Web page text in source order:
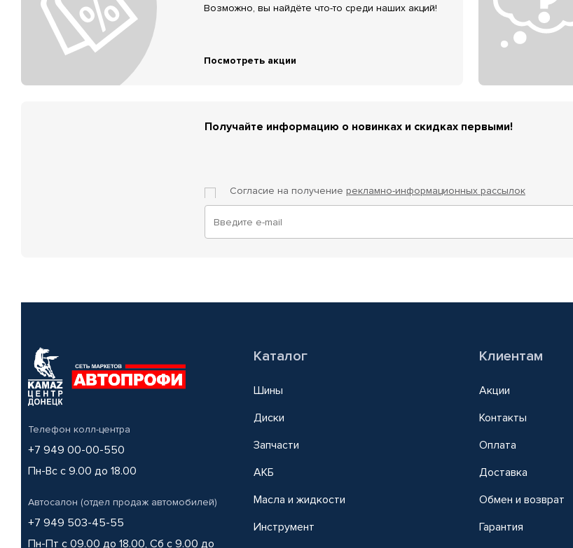
Возможно, вы найдёте что-то среди наших акций!
Посмотреть акции
Получайте информацию о новинках и скидках первыми!
Согласие на получение рекламно-информационных рассылок
Телефон колл-центра
+7 949 00-00-550
Пн-Вс с 9.00 до 18.00
Автосалон (отдел продаж автомобилей)
+7 949 503-45-55
Пн-Пт с 09.00 до 18.00, Сб с 9.00 до
Каталог
Шины
Диски
Запчасти
АКБ
Масла и жидкости
Инструмент
Клиентам
Акции
Контакты
Оплата
Доставка
Обмен и возврат
Гарантия